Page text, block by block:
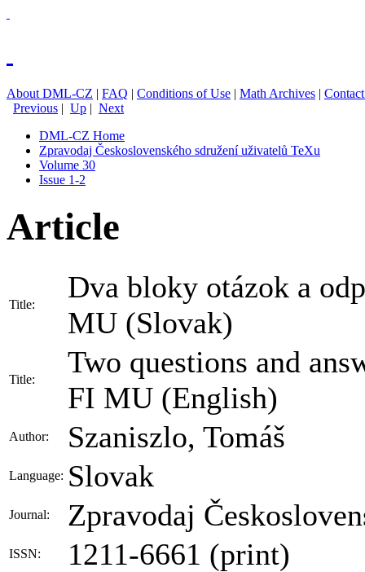
About DML-CZ | FAQ | Conditions of Use | Math Archives |
Previous | Up | Next
DML-CZ Home
Zpravodaj Československého sdružení uživatelů TeXu
Volume 30
Issue 1-2
Article
Title:
Dva bloky otázok a
MU (Slovak)
Title:
Two questions and
FI MU (English)
Author: Szaniszlo, Tomáš
Language: Slovak
Journal: Zpravodaj
ISSN: 1211-6661 (print)